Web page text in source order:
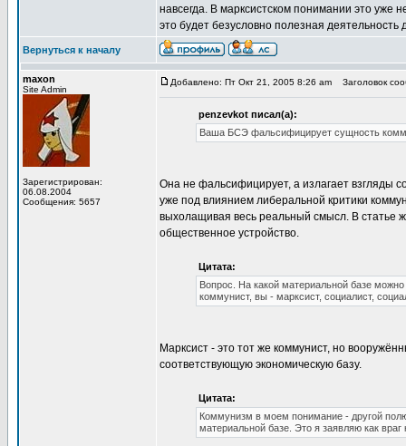
навсегда. В марксистском понимании это уже
это будет безусловно полезная
Вернуться к началу
maxon
Site Admin
Зарегистрирован:
06.08.2004
Сообщения: 5657
Добавлено: Пт Окт 21, 2005 8:26 am Заголовок
penzevkot писал(а):
Ваша БСЭ фальсифицирует сущность
Она не фальсифицирует, а излагает взгляды
уже под влиянием либеральной критики
выхолащивая весь реальный смысл. В статье
общественное устройство.
Цитата:
Вопрос. На какой материальной базе
коммунист, вы - марксист, социалист,
Марксист - это тот же коммунист, но
соответствующую экономическую базу.
Цитата:
Коммунизм в моем понимание - другой
материальной базе. Это я заявляю как